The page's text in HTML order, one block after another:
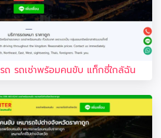
รถ รถเช่าพร้อมคนขับ แท็กซี่ใกล้ฉัน